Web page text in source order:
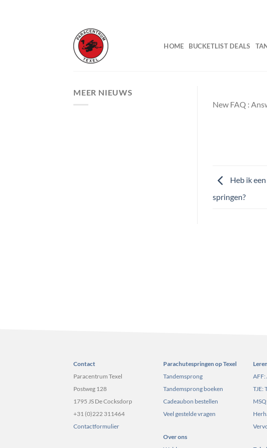
HOME BUCKETLIST DEALS
MEER NIEUWS
New FAQ :
Heb ik
springen?
Contact
Paracentrum Texel
Postweg 128
1795 JS De Cocksdorp
+31 (0)222 311464
Contactformulier
Parachutespringen op Texel
Tandemsprong
Tandemsprong boeken
Cadeaubon bestellen
Veel gestelde vragen
Over ons
AFF:
TJE: